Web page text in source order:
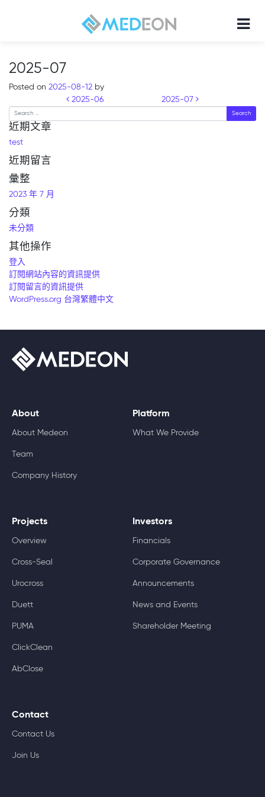
2025-07
Posted on 2025-08-12 by
Post navigation
2025-06
2025-07
Search
近期文章
test
近期留言
彙整
2023 年 7 月
分類
未分類
其他操作
登入
訂閱網站內容的資訊提供
訂閱留言的資訊提供
WordPress.org 台灣繁體中文
About
About Medeon
Team
Company History
Platform
What We Provide
Projects
Overview
Cross-Seal
Urocross
Duett
PUMA
ClickClean
AbClose
Investors
Financials
Corporate Governance
Announcements
News and Events
Shareholder Meeting
Contact
Contact Us
Join Us